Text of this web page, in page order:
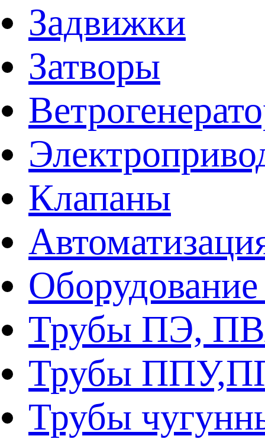
Задвижки
Затворы
Клапаны
Трубы ПЭ,
Трубы
Трубы